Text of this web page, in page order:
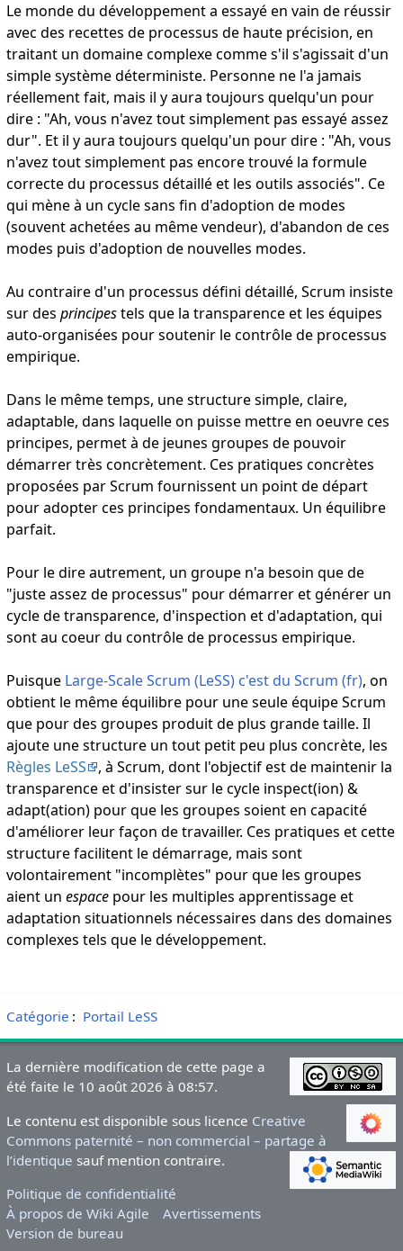
Le monde du développement a essayé en vain de réussir
avec des recettes de processus de haute précision, en
traitant un domaine complexe comme s'il s'agissait d'un
simple système déterministe. Personne ne l'a jamais
réellement fait, mais il y aura toujours quelqu'un pour
dire : "Ah, vous n'avez tout simplement pas essayé assez
dur". Et il y aura toujours quelqu'un pour dire : "Ah, vous
n'avez tout simplement pas encore trouvé la formule
correcte du processus détaillé et les outils associés". Ce
qui mène à un cycle sans fin d'adoption de modes
(souvent achetées au même vendeur), d'abandon de ces
modes puis d'adoption de nouvelles modes.
Au contraire d'un processus défini détaillé, Scrum insiste
sur des principestels que la transparence et les équipes
auto-organisées pour soutenir le contrôle de processus
empirique.
Dans le même temps, une structure simple, claire,
adaptable, dans laquelle on puisse mettre en oeuvre ces
principes, permet à de jeunes groupes de pouvoir
démarrer très concrètement. Ces pratiques concrètes
proposées par Scrum fournissent un point de départ
pour adopter ces principes fondamentaux. Un équilibre
parfait.
Pour le dire autrement, un groupe n'a besoin que de
"juste assez de processus" pour démarrer et générer un
cycle de transparence, d'inspection et d'adaptation, qui
sont au coeur du contrôle de processus empirique.
Puisque Large-Scale Scrum (LeSS) c'est du Scrum (fr), on
obtient le même équilibre pour une seule équipe Scrum
que pour des groupes produit de plus grande taille. Il
ajoute une structure un tout petit peu plus concrète, les
Règles LeSS
, à Scrum, dont l'objectif est de maintenir la
transparence et d'insister sur le cycle inspect(ion) &
adapt(ation) pour que les groupes soient en capacité
d'améliorer leur façon de travailler. Ces pratiques et cette
structure facilitent le démarrage, mais sont
volontairement "incomplètes" pour que les groupes
aient un espacepour les multiples apprentissage et
adaptation situationnels nécessaires dans des domaines
complexes tels que le développement.
Catégorie : Portail LeSS
La dernière modification de cette page a
été faite le 10 août 2026 à 08:57.
Le contenu est disponible sous licence Creative
Commons paternité – non commercial – partage à
l’identique sauf mention contraire.
Politique de confidentialité
À propos de Wiki Agile
Avertissements
Version de bureau